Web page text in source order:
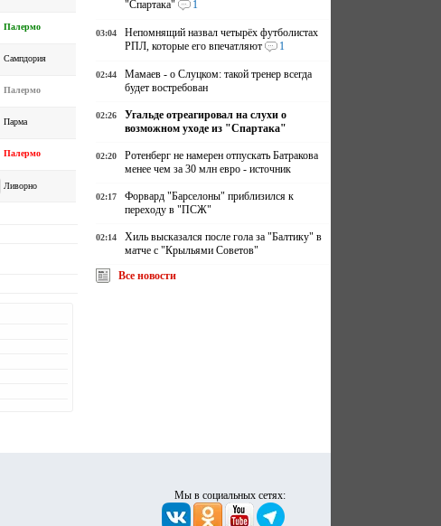
Палермо
Сампдория
Палермо
Парма
Палермо
Ливорно
"Спартака"
1
03:04
Непомнящий назвал четырёх футболистах
РПЛ, которые его впечатляют
1
02:44
Мамаев - о Слуцком: такой тренер всегда
будет востребован
02:26
Угальде отреагировал на слухи о
возможном уходе из "Спартака"
02:20
Ротенберг не намерен отпускать Батракова
менее чем за 30 млн евро - источник
02:17
Форвард "Барселоны" приблизился к
переходу в "ПСЖ"
02:14
Хиль высказался после гола за "Балтику" в
матче с "Крыльями Советов"
Все новости
Мы в социальных сетях: